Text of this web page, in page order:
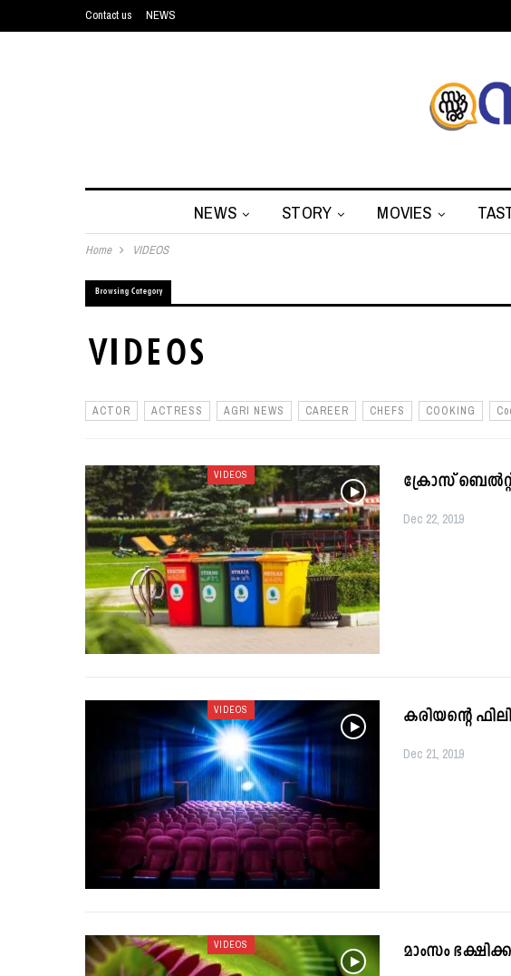
Contact us NEWS
NEWS STORY MOVIES
Home VIDEOS
Browsing Category
VIDEOS
ACTOR ACTRESS AGRI NEWS CAREER CHEFS COOKING
VIDEOS ക്രോസ്
Dec 22, 2019
VIDEOS കരിയന്റെ
Dec 21, 2019
VIDEOS മാംസം